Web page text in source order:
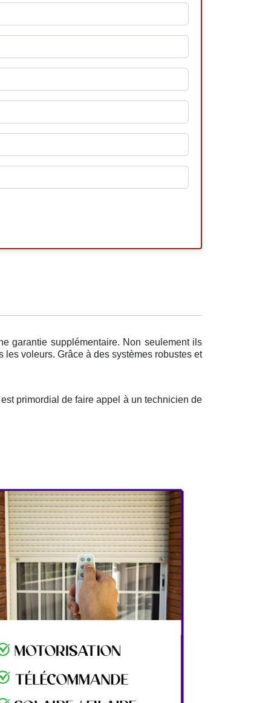
garantie supplémentaire. Non seulement ils
voleurs. Grâce à des systèmes robustes et
primordial de faire appel à un technicien de